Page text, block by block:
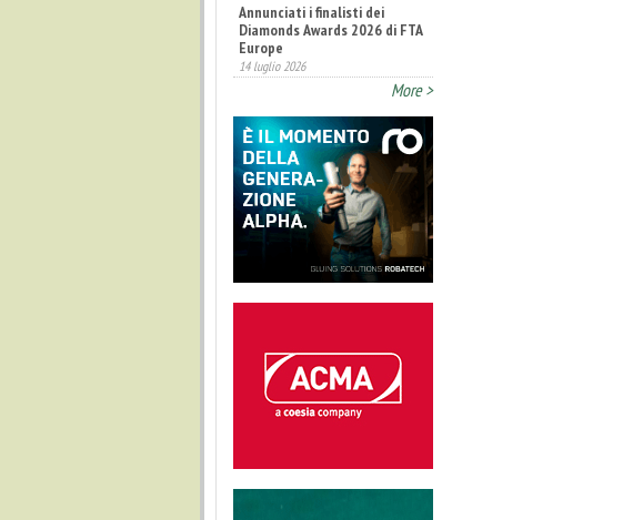
Annunciati i finalisti dei
Diamonds Awards 2026 di FTA
Europe
14 luglio 2026
More >